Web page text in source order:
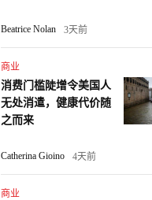
Beatrice Nolan 3天前
商业
消费门槛陡增令美国人
无处消遣，健康代价随
之而来
Catherina Gioino 4天前
商业